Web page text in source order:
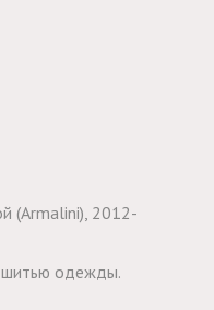
(Armalini), 2012-
шитью одежды.